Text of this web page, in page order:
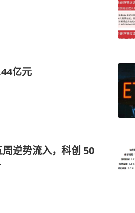
亿元
逆势流入，科创 50